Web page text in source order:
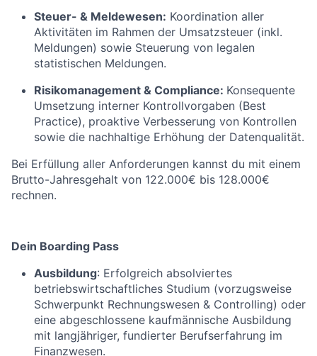
Steuer- & Meldewesen: Koordination aller
Aktivitäten im Rahmen der Umsatzsteuer (inkl.
Meldungen) sowie Steuerung von legalen
statistischen Meldungen.
Risikomanagement & Compliance: Konsequente
Umsetzung interner Kontrollvorgaben (Best
Practice), proaktive Verbesserung von Kontrollen
sowie die nachhaltige Erhöhung der Datenqualität.
Bei Erfüllung aller Anforderungen kannst du mit einem
Brutto-Jahresgehalt von 122.000€ bis 128.000€
rechnen.
Dein Boarding Pass
Ausbildung: Erfolgreich absolviertes
betriebswirtschaftliches Studium (vorzugsweise
Schwerpunkt Rechnungswesen & Controlling) oder
eine abgeschlossene kaufmännische Ausbildung
mit langjähriger, fundierter Berufserfahrung im
Finanzwesen.